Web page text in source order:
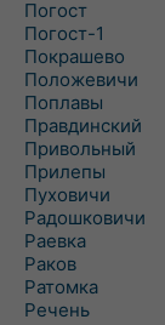
Погост
Погост-1
Покрашево
Положевичи
Поплавы
Правдинский
Привольный
Прилепы
Пуховичи
Радошковичи
Раевка
Раков
Ратомка
Речень